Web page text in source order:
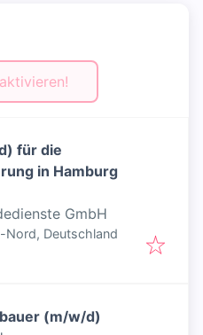
für die
in Hamburg
GmbH
Deutschland
(m/w/d)